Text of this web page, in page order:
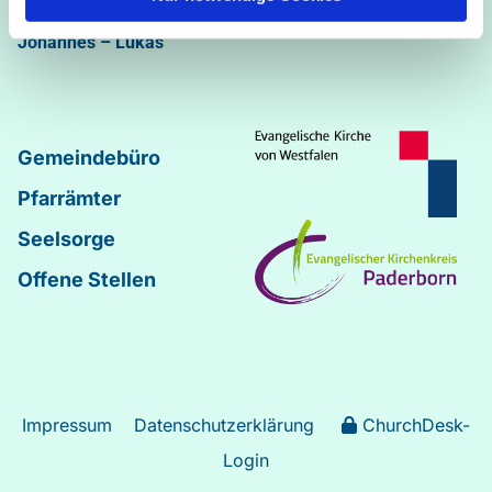
Markus
Johannes–Lukas
Gemeindebüro
Pfarrämter
Seelsorge
Offene Stellen
Impressum Datenschutzerklärung
ChurchDesk-
Login